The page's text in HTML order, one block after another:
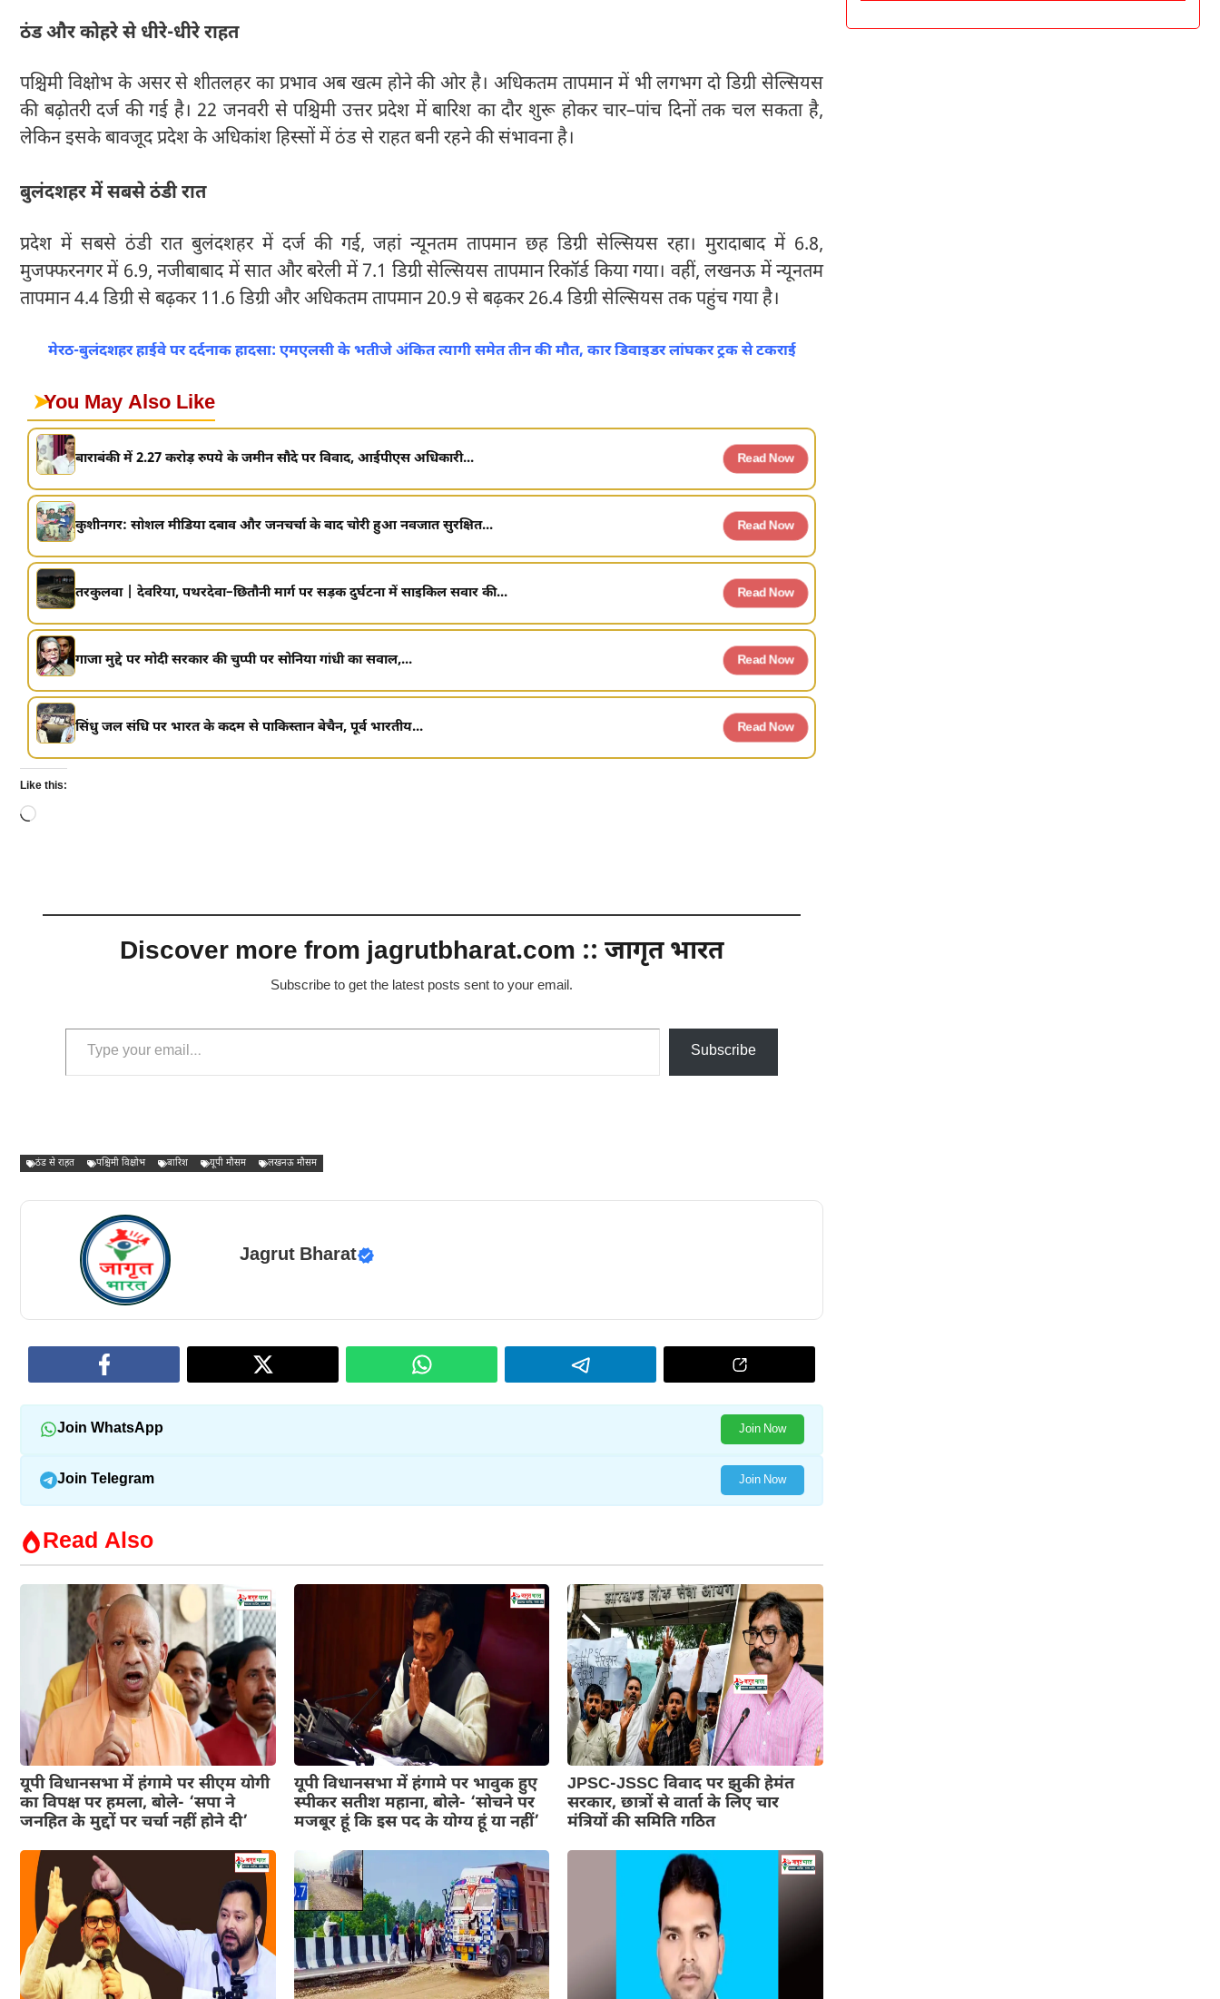
ठंड और कोहरे से धीरे-धीरे राहत
पश्चिमी विक्षोभ के असर से शीतलहर का प्रभाव अब खत्म होने की ओर है। अधिकतम तापमान में भी लगभग दो डिग्री सेल्सियस
की बढ़ोतरी दर्ज की गई है। 22 जनवरी से पश्चिमी उत्तर प्रदेश में बारिश का दौर शुरू होकर चार–पांच दिनों तक चल सकता है,
लेकिन इसके बावजूद प्रदेश के अधिकांश हिस्सों में ठंड से राहत बनी रहने की संभावना है।
बुलंदशहर में सबसे ठंडी रात
प्रदेश में सबसे ठंडी रात बुलंदशहर में दर्ज की गई, जहां न्यूनतम तापमान छह डिग्री सेल्सियस रहा। मुरादाबाद में 6.8,
मुजफ्फरनगर में 6.9, नजीबाबाद में सात और बरेली में 7.1 डिग्री सेल्सियस तापमान रिकॉर्ड किया गया। वहीं, लखनऊ में न्यूनतम
तापमान 4.4 डिग्री से बढ़कर 11.6 डिग्री और अधिकतम तापमान 20.9 से बढ़कर 26.4 डिग्री सेल्सियस तक पहुंच गया है।
मेरठ-बुलंदशहर हाईवे पर दर्दनाक हादसा: एमएलसी के भतीजे अंकित त्यागी समेत तीन की मौत, कार डिवाइडर लांघकर ट्रक से टकराई
➤You May Also Like
बाराबंकी में 2.27 करोड़ रुपये के जमीन सौदे पर विवाद, आईपीएस अधिकारी... Read Now
कुशीनगर: सोशल मीडिया दबाव और जनचर्चा के बाद चोरी हुआ नवजात सुरक्षित... Read Now
तरकुलवा | देवरिया, पथरदेवा–छितौनी मार्ग पर सड़क दुर्घटना में साइकिल सवार की... Read Now
गाजा मुद्दे पर मोदी सरकार की चुप्पी पर सोनिया गांधी का सवाल,... Read Now
सिंधु जल संधि पर भारत के कदम से पाकिस्तान बेचैन, पूर्व भारतीय... Read Now
Like this:
Loading…
Discover more from jagrutbharat.com :: जागृत भारत
Subscribe to get the latest posts sent to your email.
Type your email…
Subscribe
ठंड से राहत पश्चिमी विक्षोभ बारिश यूपी मौसम लखनऊ मौसम
Jagrut Bharat
Join WhatsApp Join Now
Join Telegram Join Now
Read Also
यूपी विधानसभा में हंगामे पर सीएम योगी
का विपक्ष पर हमला, बोले- ‘सपा ने
जनहित के मुद्दों पर चर्चा नहीं होने दी’
यूपी विधानसभा में हंगामे पर भावुक हुए
स्पीकर सतीश महाना, बोले- ‘सोचने पर
मजबूर हूं कि इस पद के योग्य हूं या नहीं’
JPSC-JSSC विवाद पर झुकी हेमंत
सरकार, छात्रों से वार्ता के लिए चार
मंत्रियों की समिति गठित